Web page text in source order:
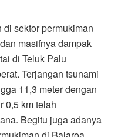
sektor permukiman
masifnya dampak
di Teluk Palu
Terjangan tsunami
11,3 meter dengan
0,5 km telah
Begitu juga adanya